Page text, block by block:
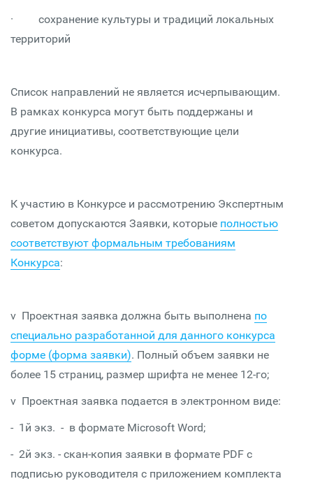
· сохранение культуры и традиций локальных
территорий
Список направлений не является исчерпывающим.
В рамках конкурса могут быть поддержаны и
другие инициативы, соответствующие цели
конкурса.
К участию в Конкурсе и рассмотрению Экспертным
советом допускаются Заявки, которые полностью
соответствуют формальным требованиям
Конкурса:
v Проектная заявка должна быть выполнена по
специально разработанной для данного конкурса
форме (форма заявки). Полный объем заявки не
более 15 страниц, размер шрифта не менее 12-го;
v Проектная заявка подается в электронном виде:
- 1й экз. - в формате Microsoft Word;
- 2й экз. - скан-копия заявки в формате PDF с
подписью руководителя с приложением комплекта